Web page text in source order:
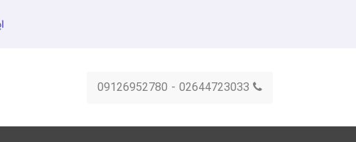
02644723033 - 09126952780